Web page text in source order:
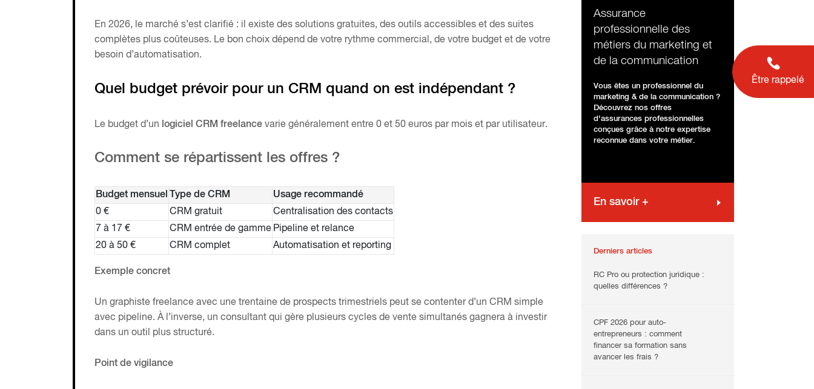
Être rappelé
En 2026, le marché s’est clarifié : il existe des solutions gratuites, des outils accessibles et des suites
complètes plus coûteuses. Le bon choix dépend de votre rythme commercial, de votre budget et de votre
besoin d’automatisation.
Quel budget prévoir pour un CRM quand on est indépendant ?
Le budget d’un logiciel CRM freelance varie généralement entre 0 et 50 euros par mois et par utilisateur.
Comment se répartissent les offres ?
Budget mensuel Type de CRM
Usage recommandé
0 €
CRM gratuit
Centralisation des contacts
7 à 17 €
CRM entrée de gamme Pipeline et relance
20 à 50 €
CRM complet Automatisation et reporting
Exemple concret
Un graphiste freelance avec une trentaine de prospects trimestriels peut se contenter d’un CRM simple
avec pipeline. À l’inverse, un consultant qui gère plusieurs cycles de vente simultanés gagnera à investir
dans un outil plus structuré.
Point de vigilance
Assurance
professionnelle des
métiers du marketing et
de la communication
Vous êtes un professionnel du
marketing & de la communication ?
Découvrez nos offres
d'assurances professionnelles
conçues grâce à notre expertise
reconnue dans votre métier.
En savoir +
Derniers articles
RC Pro ou protection juridique :
quelles différences ?
CPF 2026 pour auto-
entrepreneurs : comment
financer sa formation sans
avancer les frais ?